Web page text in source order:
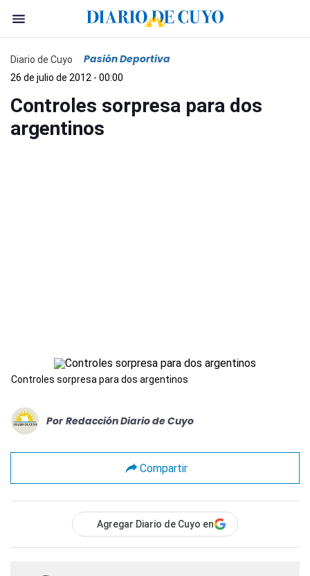
Diario de Cuyo Pasión Deportiva
26 de julio de 2012 - 00:00
Controles sorpresa para dos
argentinos
Controles sorpresa para dos argentinos
Por Redacción Diario de Cuyo
Compartir
Agregar Diario de Cuyo en